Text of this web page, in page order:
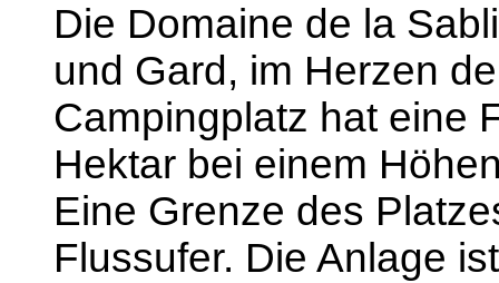
Die Domaine de la
und Gard, im Herzen
Campingplatz hat eine
Hektar bei einem
Eine Grenze des
Flussufer. Die Anlage